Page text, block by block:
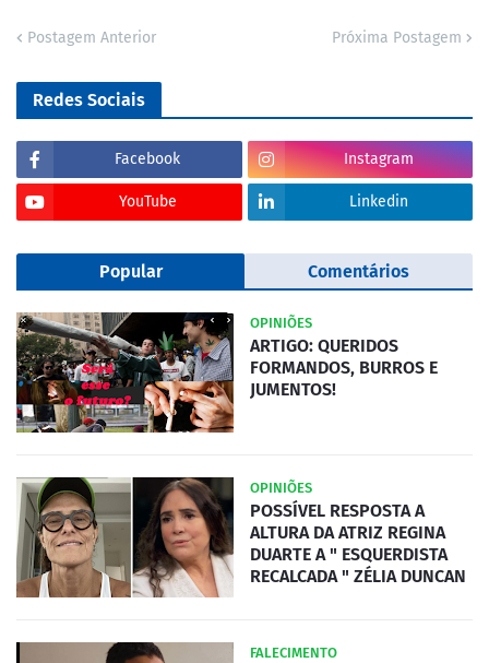
Postagem Anterior Próxima Postagem
Redes Sociais
Facebook Instagram
YouTube Linkedin
Popular Comentários
OPINIÕES
ARTIGO: QUERIDOS
FORMANDOS, BURROS E
JUMENTOS!
OPINIÕES
POSSÍVEL RESPOSTA A
ALTURA DA ATRIZ REGINA
DUARTE A " ESQUERDISTA
RECALCADA " ZÉLIA DUNCAN
FALECIMENTO